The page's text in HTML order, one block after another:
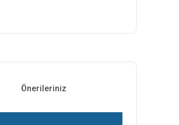
Önerileriniz